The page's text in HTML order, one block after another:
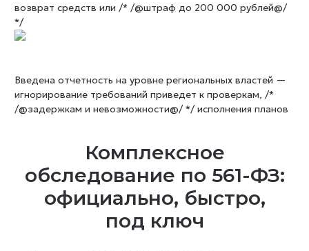
возврат средств или /* /@штраф до 200 000 рублей@/
*/
Введена отчетность на уровне региональных властей —
игнорирование требований приведет к проверкам, /*
/@задержкам и невозможности@/ */ исполнения планов
Комплексное
обследование по 561-ФЗ:
официально, быстро,
под ключ